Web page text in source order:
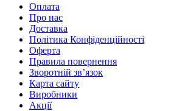
Оплата
Про нас
Доставка
Політика Конфіденційності
Оферта
Правила повернення
Зворотній зв’язок
Карта сайту
Виробники
Акції